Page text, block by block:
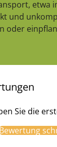
etwa
und
oder
Sie die